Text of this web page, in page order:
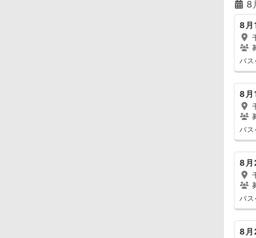
8
8
バス
8
バス
8
バス
8